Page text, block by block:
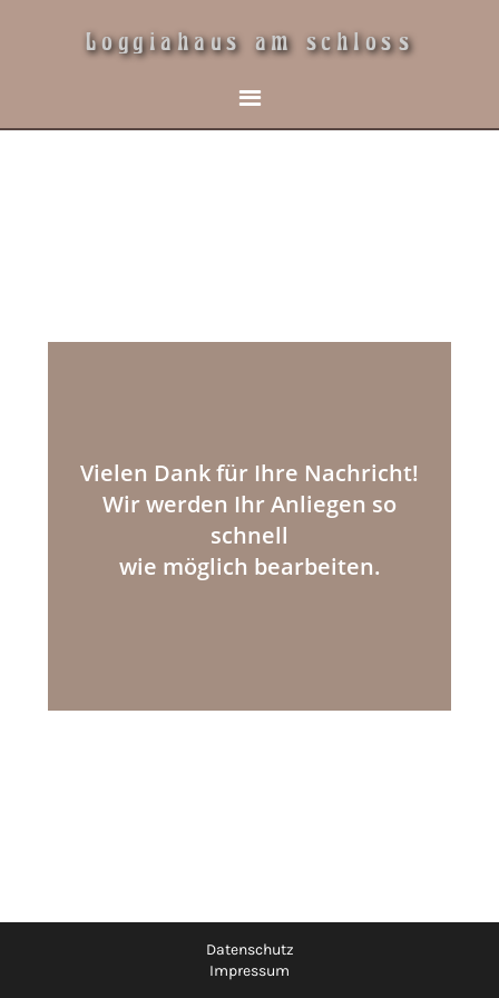
Loggiahaus am schloss
Vielen Dank für Ihre Nachricht!
Wir werden Ihr Anliegen so
schnell
wie möglich bearbeiten.
Datenschutz
Impressum